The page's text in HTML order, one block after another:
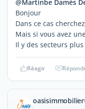
@Martinbe Damès
Bonjour
Dans ce cas
Mais si vous avez
Il y des secteurs
Réagir
oasisimmobilier